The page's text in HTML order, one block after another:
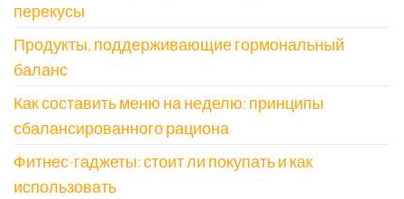
перекусы
Продукты, поддерживающие гормональный
баланс
Как составить меню на неделю: принципы
сбалансированного рациона
Фитнес-гаджеты: стоит ли покупать и как
использовать